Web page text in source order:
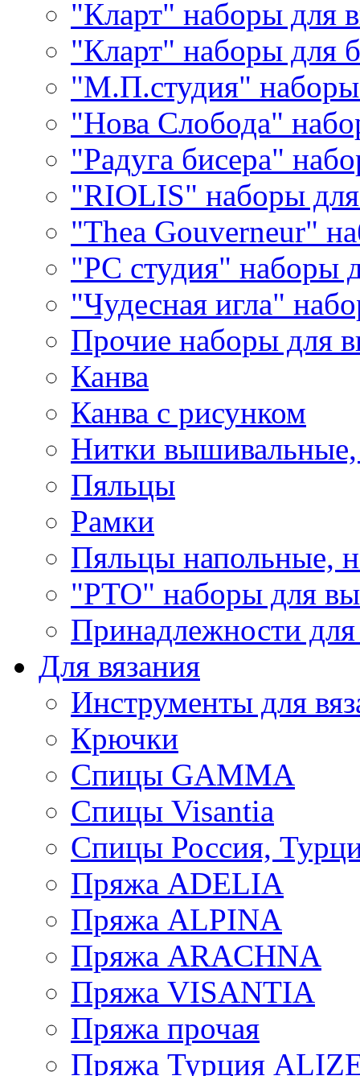
"Кларт" наборы для
"Кларт" наборы для
"М.П.студия"
"Нова Слобода"
"Радуга бисера"
"RIOLIS" наборы
"Thea Gouverneur"
"РС студия" наборы
"Чудесная игла"
Прочие наборы для
Канва
Канва с рисунком
Нитки
Пяльцы
Рамки
Пяльцы напольные,
"РТО" наборы для
Принадлежности
Для вязания
Инструменты для
Крючки
Спицы GAMMA
Спицы Visantia
Спицы Россия,
Пряжа ADELIA
Пряжа ALPINA
Пряжа ARACHNA
Пряжа VISANTIA
Пряжа прочая
Пряжа Турция